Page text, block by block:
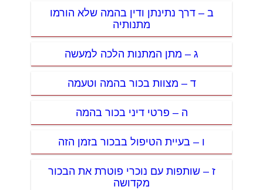
ב – דרך נתינתן ודין בהמה שלא הורמו
מתנותיה
ג – מתן המתנות הלכה למעשה
ד – מצוות בכור בהמה וטעמה
ה – פרטי דיני בכור בהמה
ו – בעיית הטיפול בבכור בזמן הזה
ז – שותפות עם נוכרי פוטרת את הבכור
מקדושה